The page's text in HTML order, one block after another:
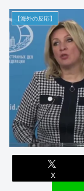
【海外の反応】
X